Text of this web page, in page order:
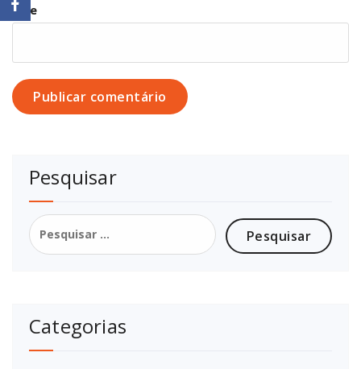
Site
Pesquisar
Pesquisar
por:
Categorias